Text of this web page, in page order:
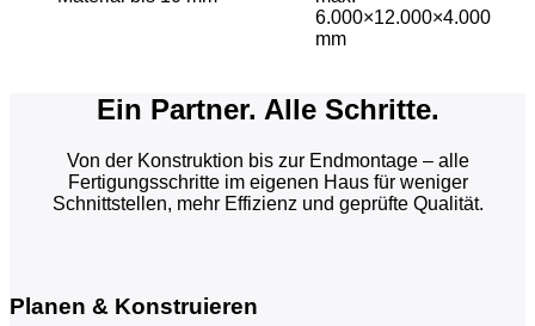
6.000×12.000×4.000
mm
Ein Partner. Alle Schritte.
Von der Konstruktion bis zur Endmontage – alle
Fertigungsschritte im eigenen Haus für weniger
Schnittstellen, mehr Effizienz und geprüfte Qualität.
Planen & Konstruieren